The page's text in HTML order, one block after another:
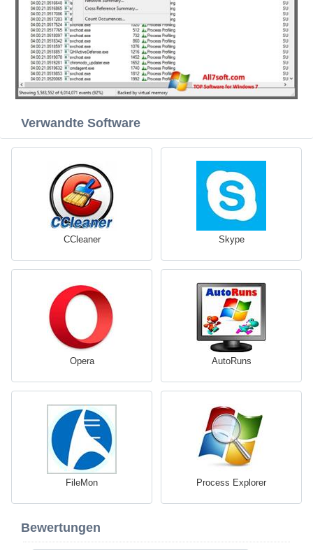
Verwandte Software
CCleaner Skype
Opera AutoRuns
FileMon Process Explorer
Bewertungen